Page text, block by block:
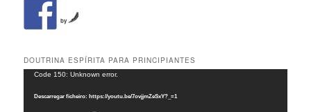
by
DOUTRINA ESPÍRITA PARA PRINCIPIANTES
Reprodutor
vídeo
Code 150: Unknown error.
Descarregar ficheiro: https://youtu.be/7ovjjmZeSxY?_=1